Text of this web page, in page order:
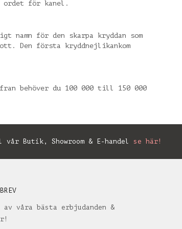
ordet för kanel.
för den skarpa kryddan som
Den första kryddnejlikankom
behöver du 100 000 till 150 000
Butik, Showroom & E-handel se här!
av våra bästa erbjudanden &